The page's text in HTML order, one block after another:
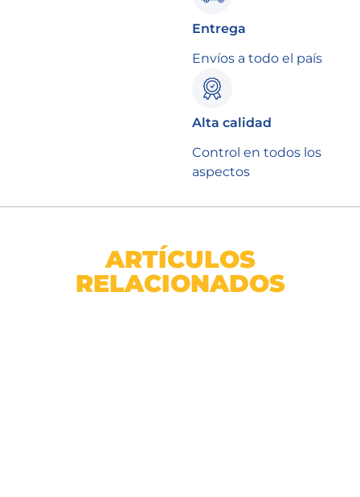
Entrega
Envíos a todo el país
Alta calidad
Control en todos los
aspectos
ARTÍCULOS
RELACIONADOS